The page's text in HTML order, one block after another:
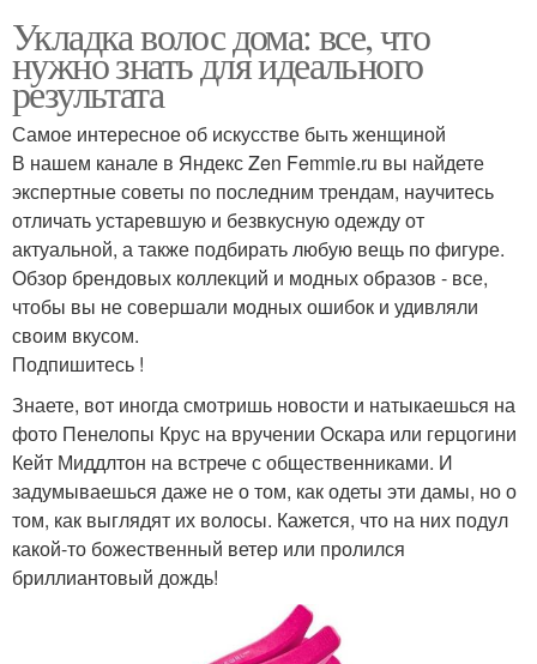
Укладка волос дома: все, что
нужно знать для идеального
результата
Самое интересное об искусстве быть женщиной
В нашем канале в Яндекс Zen Femmie.ru вы найдете
экспертные советы по последним трендам, научитесь
отличать устаревшую и безвкусную одежду от
актуальной, а также подбирать любую вещь по фигуре.
Обзор брендовых коллекций и модных образов - все,
чтобы вы не совершали модных ошибок и удивляли
своим вкусом.
Подпишитесь !
Знаете, вот иногда смотришь новости и натыкаешься на
фото Пенелопы Крус на вручении Оскара или герцогини
Кейт Миддлтон на встрече с общественниками. И
задумываешься даже не о том, как одеты эти дамы, но о
том, как выглядят их волосы. Кажется, что на них подул
какой-то божественный ветер или пролился
бриллиантовый дождь!